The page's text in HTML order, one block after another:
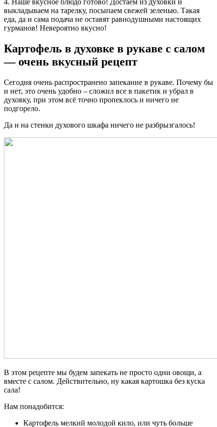
выкладываем на тарелку, посыпаем свежей зеленью. Такая
еда, да и сама подача не оставят равнодушными настоящих
гурманов! Невероятно вкусно!
Картофель в духовке в рукаве с салом
— очень вкусный рецепт
Сегодня очень распространено запекание в рукаве. Почему бы
и нет, это очень удобно – сложил все в пакетик и убрал в
духовку, при этом всё точно пропеклось и ничего не
подгорело.
Да и на стенки духового шкафа ничего не разбрызгалось!
В этом рецепте мы будем запекать не просто одни овощи, а
вместе с салом. Действительно, ну какая картошка без куска
сала!
Нам понадобится:
Картофель мелкий молодой кило, или чуть больше